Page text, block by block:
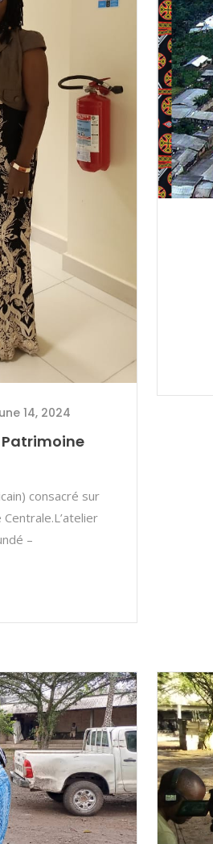
14, 2024
Patrimoine
consacré sur
–